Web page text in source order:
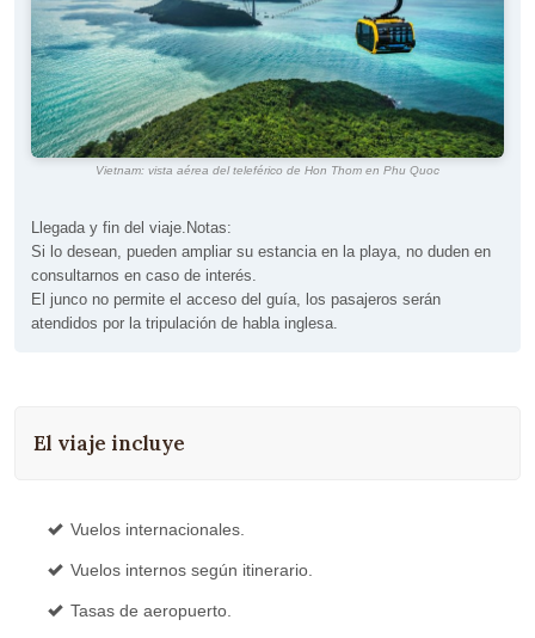
Vietnam: vista aérea del teleférico de Hon Thom en Phu Quoc
Llegada y fin del viaje.Notas:
Si lo desean, pueden ampliar su estancia en la playa, no duden en
consultarnos en caso de interés.
El junco no permite el acceso del guía, los pasajeros serán
atendidos por la tripulación de habla inglesa.
El viaje incluye
Vuelos internacionales.
Vuelos internos según itinerario.
Tasas de aeropuerto.